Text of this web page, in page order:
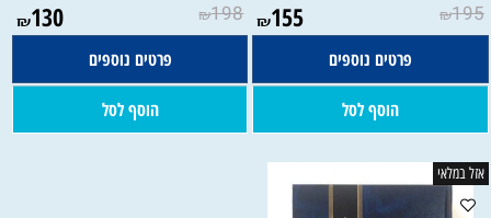
₪195
₪155
פרטים נוספים
הוסף לסל
₪198
₪130
פרטים נוספים
הוסף לסל
אזל במלאי